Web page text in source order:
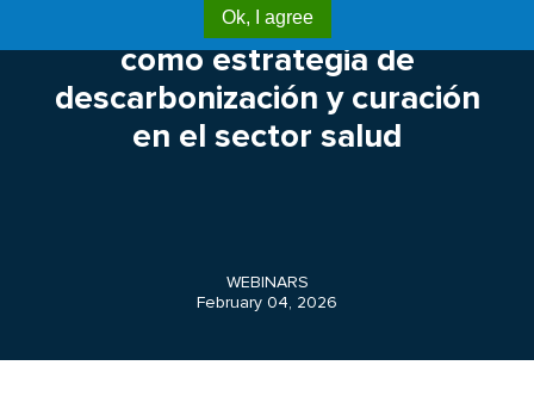
Ok, I agree
Seminario web | La biofilia
como estrategia de
descarbonización y curación
en el sector salud
WEBINARS
February 04, 2026